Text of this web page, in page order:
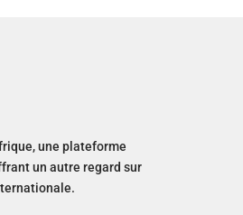
une plateforme
un autre regard sur